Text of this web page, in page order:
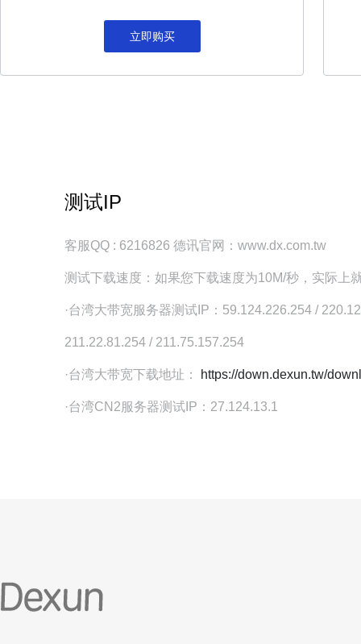
立即购买
测试IP
客服QQ : 6216826 德讯官网：www.dx.com.tw
测试下载速度：如果您下载速度为10M/秒，实际上
·台湾大带宽服务器测试IP：59.124.226.254 /
211.22.81.254 / 211.75.157.254
·台湾大带宽下载地址： https://down.dexun.tw/
·台湾CN2服务器测试IP：27.124.13.1